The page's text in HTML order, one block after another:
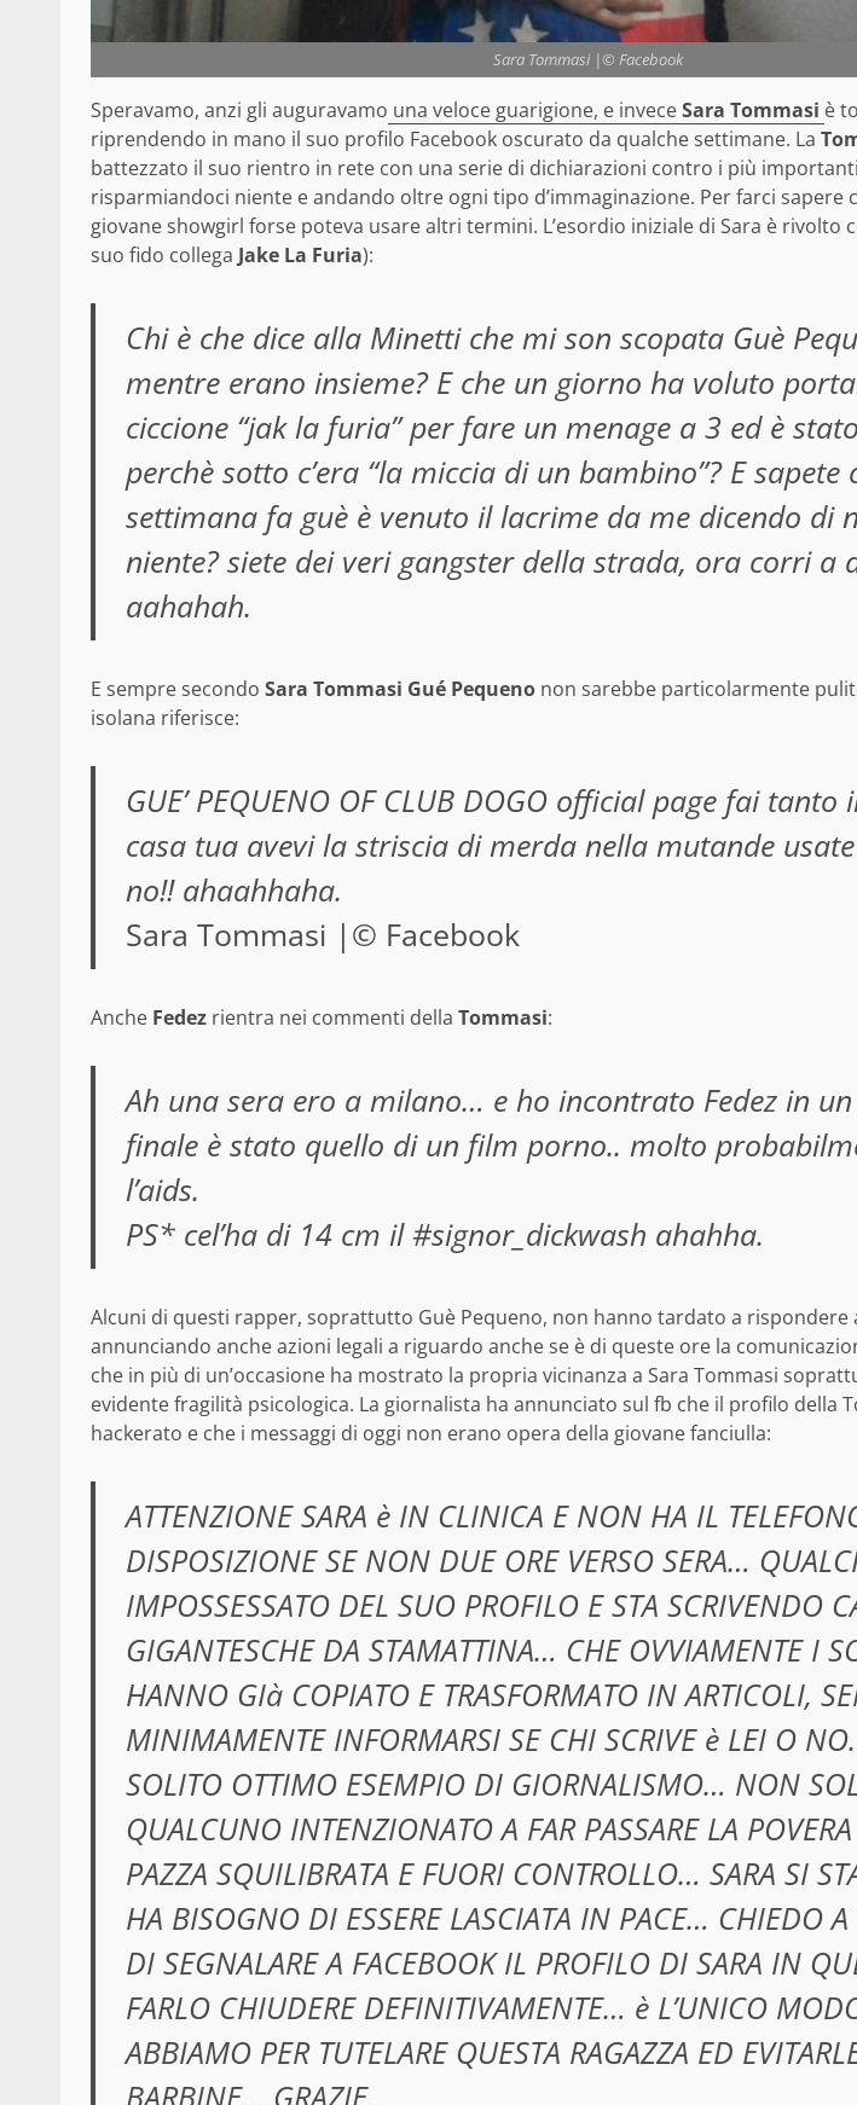
Sara Tommasi |© Facebook
Speravamo, anzi gli auguravamo una veloce guarigione, e inveceSara Tommasi è
riprendendo in mano il suo profilo Facebook oscurato da qualche settimane. La
battezzato il suo rientro in rete con una serie di dichiarazioni contro i più
risparmiandoci niente e andando oltre ogni tipo d’immaginazione. Per farci sapere
giovane showgirl forse poteva usare altri termini. L’esordio iniziale di Sara è rivolto
suo fido collega Jake La Furia):
Chi è che dice alla Minetti che mi son scopata Guè
mentre erano insieme? E che un giorno ha voluto
ciccione “jak la furia” per fare un menage a 3 ed è
perchè sotto c’era “la miccia di un bambino”? E sapete
settimana fa guè è venuto il lacrime da me dicendo di
niente? siete dei veri gangster della strada, ora corri a
aahahah.
E sempre secondo Sara Tommasi Gué Pequeno non sarebbe particolarmente
isolana riferisce:
GUE’ PEQUENO OF CLUB DOGO official page fai
casa tua avevi la striscia di merda nella mutande
no!! ahaahhaha.
Sara Tommasi |© Facebook
Anche Fedez rientra nei commenti della Tommasi:
Ah una sera ero a milano… e ho incontrato Fedez in
finale è stato quello di un film porno.. molto
l’aids.
PS* cel’ha di 14 cm il ‪#‎signor_dickwash‬ ahahha.
Alcuni di questi rapper, soprattutto Guè Pequeno, non hanno tardato a rispondere
annunciando anche azioni legali a riguardo anche se è di queste ore la
che in più di un’occasione ha mostrato la propria vicinanza a Sara Tommasi
evidente fragilità psicologica. La giornalista ha annunciato sul fb che il profilo della
hackerato e che i messaggi di oggi non erano opera della giovane fanciulla:
ATTENZIONE SARA è IN CLINICA E NON HA IL
DISPOSIZIONE SE NON DUE ORE VERSO SERA…
IMPOSSESSATO DEL SUO PROFILO E STA SCRIVENDO
GIGANTESCHE DA STAMATTINA… CHE OVVIAMENTE I
HANNO GIà COPIATO E TRASFORMATO IN ARTICOLI,
MINIMAMENTE INFORMARSI SE CHI SCRIVE è LEI O
SOLITO OTTIMO ESEMPIO DI GIORNALISMO… NON
QUALCUNO INTENZIONATO A FAR PASSARE LA
PAZZA SQUILIBRATA E FUORI CONTROLLO… SARA SI
HA BISOGNO DI ESSERE LASCIATA IN PACE… CHIEDO
DI SEGNALARE A FACEBOOK IL PROFILO DI SARA IN
FARLO CHIUDERE DEFINITIVAMENTE… è L’UNICO
ABBIAMO PER TUTELARE QUESTA RAGAZZA ED
BARBINE… GRAZIE.